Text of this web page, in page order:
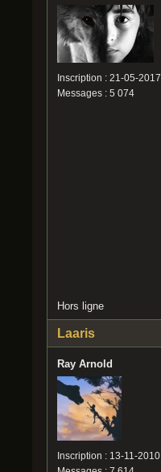
Inscription : 21-05-2017
Messages : 5 074
Hors ligne
Laaris
Ray Arnold
Inscription : 13-11-2010